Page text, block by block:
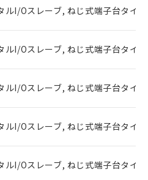
ルI/Oスレーブ, ねじ式端子台タイ
ルI/Oスレーブ, ねじ式端子台タイ
ルI/Oスレーブ, ねじ式端子台タイ
ルI/Oスレーブ, ねじ式端子台タイ
ルI/Oスレーブ, ねじ式端子台タイ
客様のお取引先、ま
様担当のオムロン制御
・当社販売員にご確
)
種、また在庫状況の
していない機種
願いします。
登録されている必要が
リストについて、当社
な範囲で利用すること